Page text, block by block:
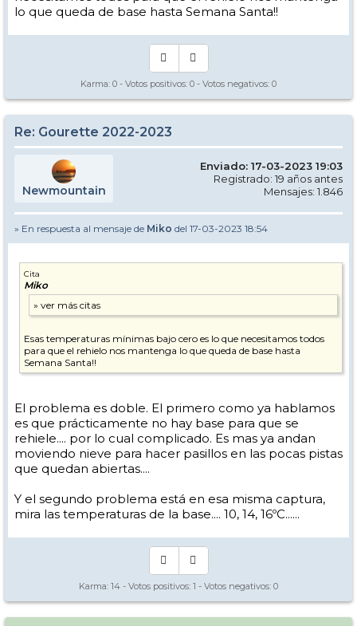
lo que queda de base hasta Semana Santa!!
Karma: 0 - Votos positivos: 0 - Votos negativos: 0
Re: Gourette 2022-2023
Newmountain
Enviado: 17-03-2023 19:03
Registrado: 19 años antes
Mensajes: 1.846
» En respuesta al mensaje de Miko del 17-03-2023 18:54
Cita
Miko
Esas temperaturas mínimas bajo cero es lo que necesitamos todos
para que el rehielo nos mantenga lo que queda de base hasta
Semana Santa!!
El problema es doble. El primero como ya hablamos
es que prácticamente no hay base para que se
rehiele.... por lo cual complicado. Es mas ya andan
moviendo nieve para hacer pasillos en las pocas pistas
que quedan abiertas....
Y el segundo problema está en esa misma captura,
mira las temperaturas de la base.... 10, 14, 16ºC......
Karma: 14 - Votos positivos: 1 - Votos negativos: 0